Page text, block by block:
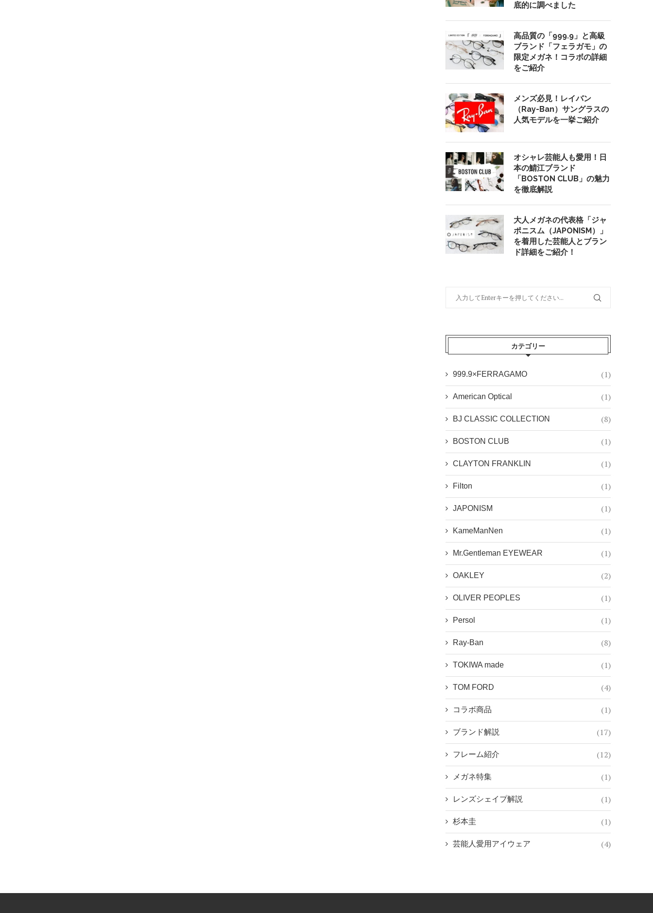
底的に調べました
高品質の「999.9」と高級
ブランド「フェラガモ」の
限定メガネ！コラボの詳細
をご紹介
メンズ必見！レイバン
（Ray-Ban）サングラスの
人気モデルを一挙ご紹介
オシャレ芸能人も愛用！日
本の鯖江ブランド
「BOSTON CLUB」の魅力
を徹底解説
大人メガネの代表格「ジャ
ポニスム（JAPONISM）」
を着用した芸能人とブラン
ド詳細をご紹介！
カテゴリー
999.9×FERRAGAMO (1)
American Optical (1)
BJ CLASSIC COLLECTION (8)
BOSTON CLUB (1)
CLAYTON FRANKLIN (1)
Filton (1)
JAPONISM (1)
KameManNen (1)
Mr.Gentleman EYEWEAR (1)
OAKLEY (2)
OLIVER PEOPLES (1)
Persol (1)
Ray-Ban (8)
TOKIWA made (1)
TOM FORD (4)
コラボ商品 (1)
ブランド解説 (17)
フレーム紹介 (12)
メガネ特集 (1)
レンズシェイプ解説 (1)
杉本圭 (1)
芸能人愛用アイウェア (4)